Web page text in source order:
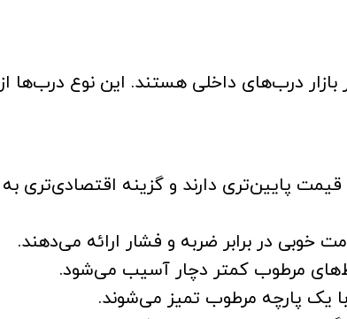
درب‌های داخلی هستند. این نوع درب‌ها از
: درب‌های پلی‌وود معمولاً نسبت به درب‌های چوبی و MDF قیمت پایین‌تری دارند و گزینه اقتصادی‌تری به
خوبی در برابر ضربه و فشار ارائه می‌دهند.
مرطوب کمتر دچار آسیب می‌شود.
یک پارچه مرطوب تمیز می‌شوند.